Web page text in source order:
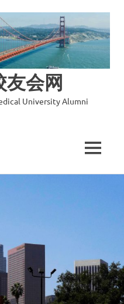
会网
University Alumni
MENU